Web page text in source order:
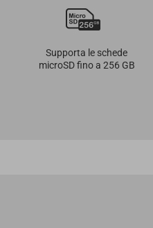
Supporta le schede
microSD fino a 256 GB